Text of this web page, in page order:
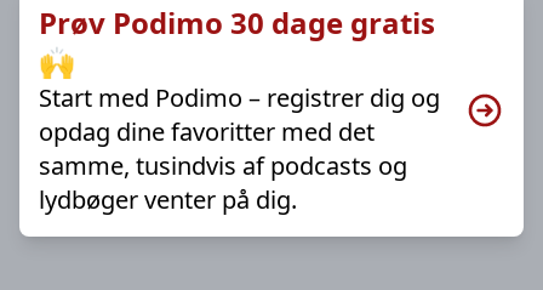
Prøv Podimo 30 dage gratis
🙌
Start med Podimo – registrer dig og
opdag dine favoritter med det
samme, tusindvis af podcasts og
lydbøger venter på dig.